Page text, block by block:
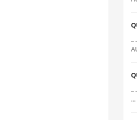
...